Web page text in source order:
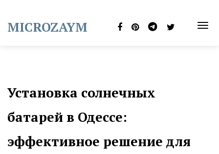
content
MICROZAYM
Установка солнечных
батарей в Одессе:
эффективное решение для